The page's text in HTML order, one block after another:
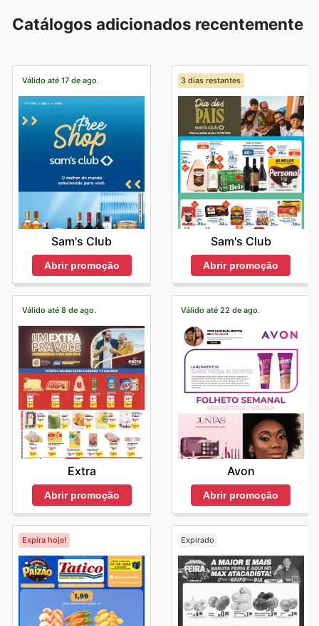
Catálogos adicionados recentemente
Válido até 17 de ago.
Sam's Club
Abrir promoção
3 dias restantes
Sam's Club
Abrir promoção
Válido até 8 de ago.
Extra
Abrir promoção
Válido até 22 de ago.
Avon
Abrir promoção
Expira hoje! Expirado